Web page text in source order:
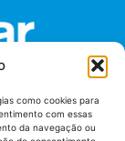
como cookies para
com essas
da navegação ou
Externo -